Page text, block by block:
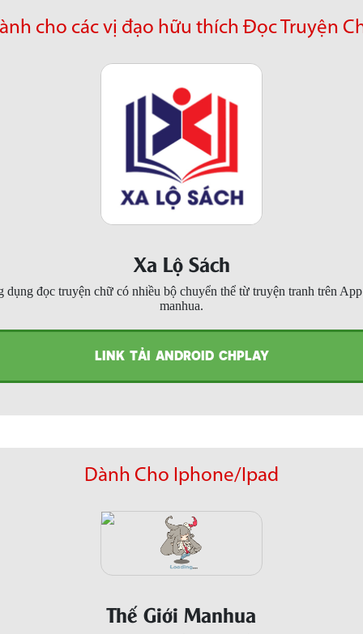
cho các vị đạo hữu thích Đọc Truyện
Xa Lộ Sách
dụng đọc truyện chữ có nhiều bộ chuyển thể từ truyện tranh trên
manhua.
LINK TẢI ANDROID CHPLAY
Dành Cho Iphone/Ipad
Thế Giới Manhua